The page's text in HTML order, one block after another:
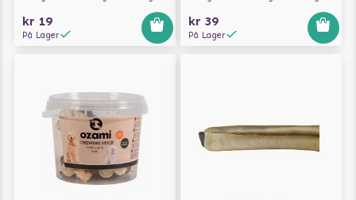
kr 19
På Lager
kr 39
På Lager